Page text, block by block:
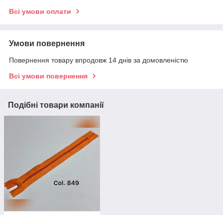
Всі умови оплати
Умови повернення
Повернення товару впродовж 14 днів за домовленістю
Всі умови повернення
Подібні товари компанії